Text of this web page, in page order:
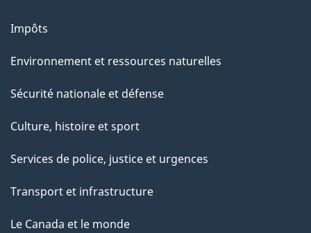
Impôts
Environnement et ressources naturelles
Sécurité nationale et défense
Culture, histoire et sport
Services de police, justice et urgences
Transport et infrastructure
Le Canada et le monde